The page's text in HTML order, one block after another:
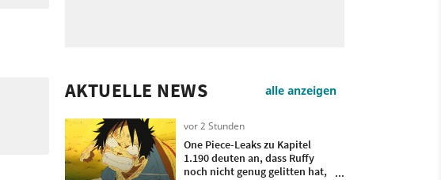
AKTUELLE NEWS alle anzeigen
vor 2 Stunden
One Piece-Leaks zu Kapitel
1.190 deuten an, dass Ruffy
noch nicht genug gelitten hat,